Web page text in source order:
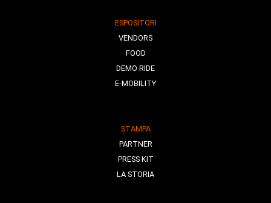
ESPOSITORI
VENDORS
FOOD
DEMO RIDE
E-MOBILITY
STAMPA
PARTNER
PRESS KIT
LA STORIA